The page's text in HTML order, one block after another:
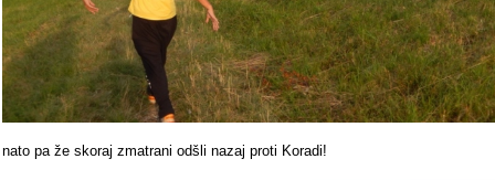
nato pa že skoraj zmatrani odšli nazaj proti Koradi!